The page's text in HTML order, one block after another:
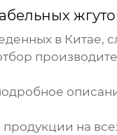
в Китае,
на